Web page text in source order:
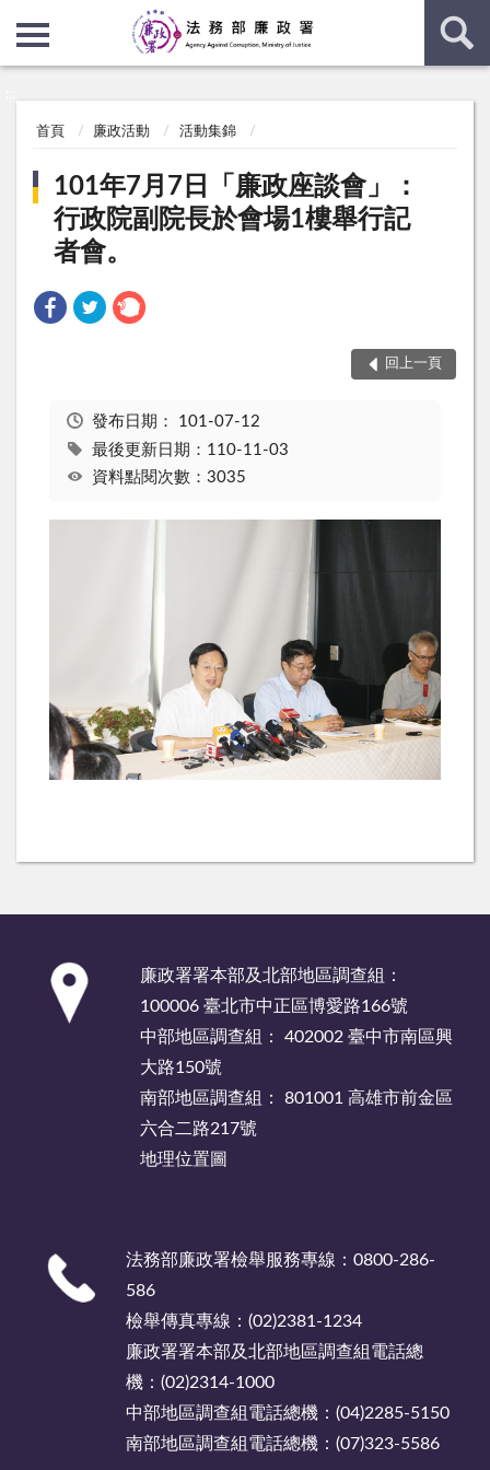
首頁 廉政活動 活動集錦
101年7月7日「廉政座談會」：
行政院副院長於會場1樓舉行記
者會。
回上一頁
發布日期： 101-07-12
最後更新日期：110-11-03
資料點閱次數：3035
廉政署署本部及北部地區調查組：
100006 臺北市中正區博愛路166號
中部地區調查組： 402002 臺中市南區興
大路150號
南部地區調查組： 801001 高雄市前金區
六合二路217號
地理位置圖
法務部廉政署檢舉服務專線：0800-286-
586
檢舉傳真專線：(02)2381-1234
廉政署署本部及北部地區調查組電話總
機：(02)2314-1000
中部地區調查組電話總機：(04)2285-5150
南部地區調查組電話總機：(07)323-5586